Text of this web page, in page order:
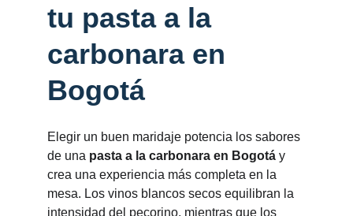
tu pasta a la
carbonara en
Bogotá
Elegir un buen maridaje potencia los sabores
de una pasta a la carbonara en Bogotá y
crea una experiencia más completa en la
mesa. Los vinos blancos secos equilibran la
intensidad del pecorino, mientras que los